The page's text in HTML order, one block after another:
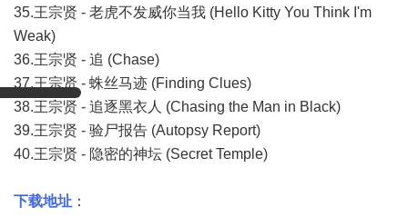
35.王宗贤 - 老虎不发威你当我 (Hello Kitty You Think I'm
Weak)
36.王宗贤 - 追 (Chase)
37.王宗贤 - 蛛丝马迹 (Finding Clues)
38.王宗贤 - 追逐黑衣人 (Chasing the Man in Black)
39.王宗贤 - 验尸报告 (Autopsy Report)
40.王宗贤 - 隐密的神坛 (Secret Temple)
下载地址 ：